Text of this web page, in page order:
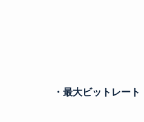
・最大ビットレート